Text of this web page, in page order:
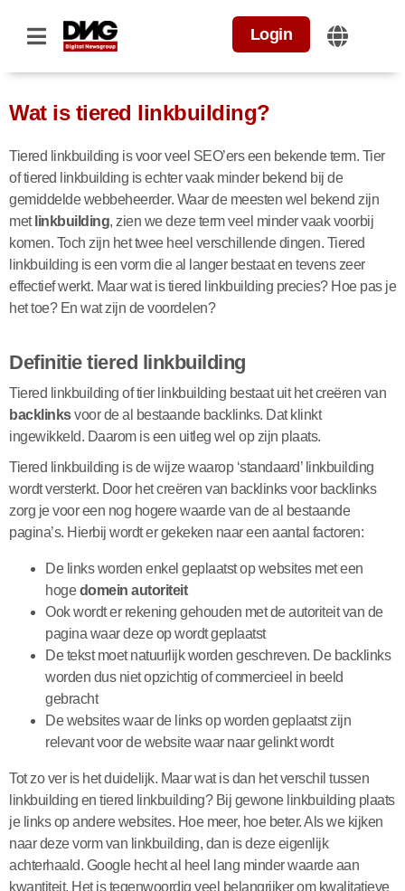
Login
Wat is tiered linkbuilding?
Tiered linkbuilding is voor veel SEO’ers een bekende term. Tier
of tiered linkbuilding is echter vaak minder bekend bij de
gemiddelde webbeheerder. Waar de meesten wel bekend zijn
met linkbuilding, zien we deze term veel minder vaak voorbij
komen. Toch zijn het twee heel verschillende dingen. Tiered
linkbuilding is een vorm die al langer bestaat en tevens zeer
effectief werkt. Maar wat is tiered linkbuilding precies? Hoe pas je
het toe? En wat zijn de voordelen?
Definitie tiered linkbuilding
Tiered linkbuilding of tier linkbuilding bestaat uit het creëren van
backlinksvoor de al bestaande backlinks. Dat klinkt
ingewikkeld. Daarom is een uitleg wel op zijn plaats.
Tiered linkbuilding is de wijze waarop ‘standaard’ linkbuilding
wordt versterkt. Door het creëren van backlinks voor backlinks
zorg je voor een nog hogere waarde van de al bestaande
pagina’s. Hierbij wordt er gekeken naar een aantal factoren:
De links worden enkel geplaatst op websites met een
hogedomein autoriteit
Ook wordt er rekening gehouden met de autoriteit van de
pagina waar deze op wordt geplaatst
De tekst moet natuurlijk worden geschreven. De backlinks
worden dus niet opzichtig of commercieel in beeld
gebracht
De websites waar de links op worden geplaatst zijn
relevant voor de website waar naar gelinkt wordt
Tot zo ver is het duidelijk. Maar wat is dan het verschil tussen
linkbuilding en tiered linkbuilding? Bij gewone linkbuilding plaats
je links op andere websites. Hoe meer, hoe beter. Als we kijken
naar deze vorm van linkbuilding, dan is deze eigenlijk
achterhaald. Google hecht al heel lang minder waarde aan
kwantiteit. Het is tegenwoordig veel belangrijker om kwalitatieve